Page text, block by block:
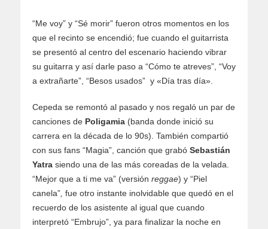
“Me voy” y “Sé morir” fueron otros momentos en los
que el recinto se encendió; fue cuando el guitarrista
se presentó al centro del escenario haciendo vibrar
su guitarra y así darle paso a “Cómo te atreves”, “Voy
a extrañarte”, “Besos usados” y «Día tras día».
Cepeda se remontó al pasado y nos regaló un par de
canciones de Poligamia (banda donde inició su
carrera en la década de lo 90s). También compartió
con sus fans “Magia”, canción que grabó Sebastián
Yatra siendo una de las más coreadas de la velada.
“Mejor que a ti me va” (versión reggae) y “Piel
canela” fue otro instante inolvidable que quedó en el
recuerdo de los asistente al igual que cuando
interpretó “Embrujo”, ya para finalizar la noche en